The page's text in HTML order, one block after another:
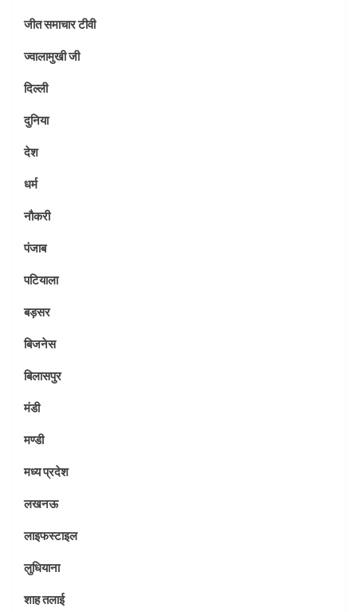
जीत समाचार टीवी
ज्वालामुखी जी
दिल्ली
दुनिया
देश
धर्म
नौकरी
पंजाब
पटियाला
बड़सर
बिजनेस
बिलासपुर
मंडी
मण्डी
मध्य प्रदेश
लखनऊ
लाइफस्टाइल
लुधियाना
शाह तलाई